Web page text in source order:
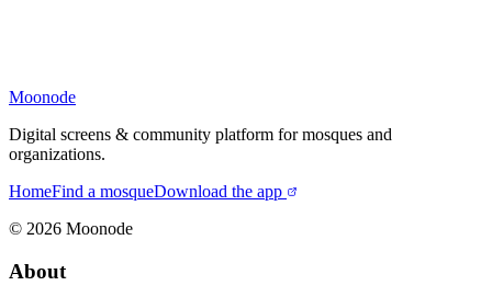
Moonode
Digital screens & community platform for mosques and
organizations.
HomeFind a mosqueDownload the app
© 2026 Moonode
About